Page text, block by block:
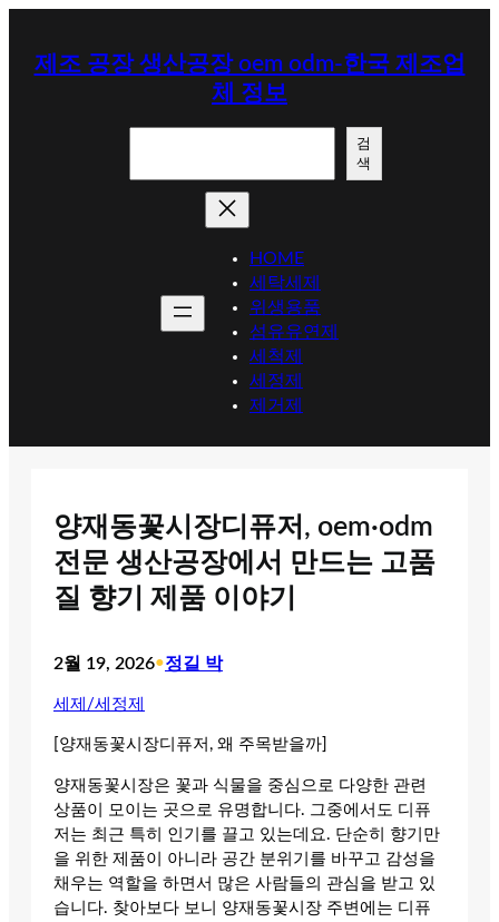
제조 공장 생산공장 oem odm-한국 제조업
체 정보
검
색
HOME
세탁세제
위생용품
섬유유연제
세척제
세정제
제거제
양재동꽃시장디퓨저, oem·odm
전문 생산공장에서 만드는 고품
질 향기 제품 이야기
2월 19, 2026•정길 박
세제/세정제
[양재동꽃시장디퓨저, 왜 주목받을까]
양재동꽃시장은 꽃과 식물을 중심으로 다양한 관련
상품이 모이는 곳으로 유명합니다. 그중에서도 디퓨
저는 최근 특히 인기를 끌고 있는데요. 단순히 향기만
을 위한 제품이 아니라 공간 분위기를 바꾸고 감성을
채우는 역할을 하면서 많은 사람들의 관심을 받고 있
습니다. 찾아보다 보니 양재동꽃시장 주변에는 디퓨